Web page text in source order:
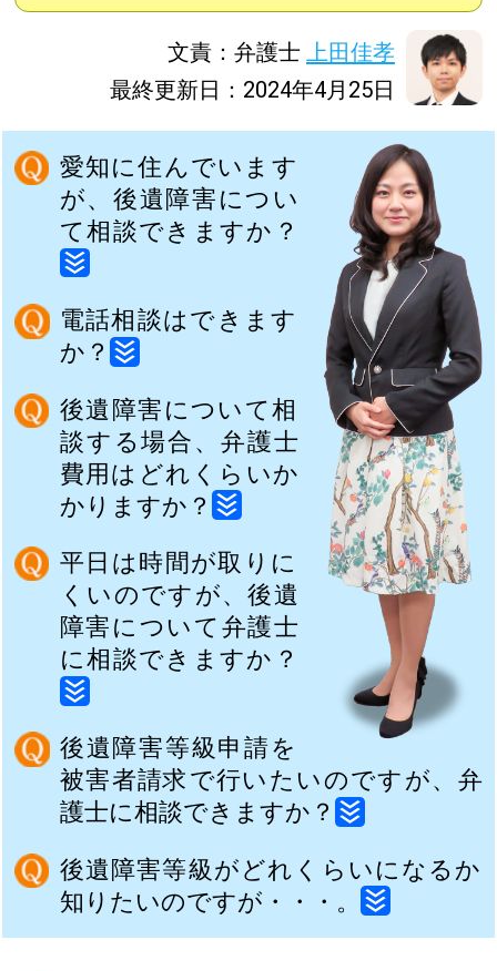
文責：弁護士 上田佳孝
最終更新日：2024年4月25日
愛知に住んでいます
が、後遺障害につい
て相談できますか？
電話相談はできます
か？
後遺障害について相
談する場合、弁護士
費用はどれくらいか
かりますか？
平日は時間が取りに
くいのですが、後遺
障害について弁護士
に相談できますか？
後遺障害等級申請を
被害者請求で行いたいのですが、弁
護士に相談できますか？
後遺障害等級がどれくらいになるか
知りたいのですが・・・。